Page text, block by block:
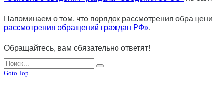
Напоминаем о том, что порядок рассмотрения
рассмотрения обращений граждан РФ».
Обращайтесь, вам обязательно ответят!
Goto Top